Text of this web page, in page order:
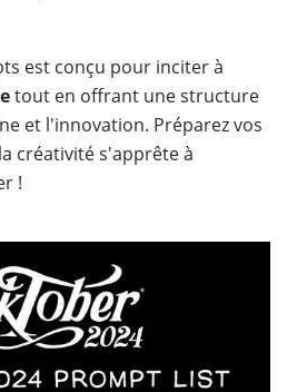
est conçu pour inciter à
tout en offrant une structure
et l'innovation. Préparez vos
créativité s'apprête à
!